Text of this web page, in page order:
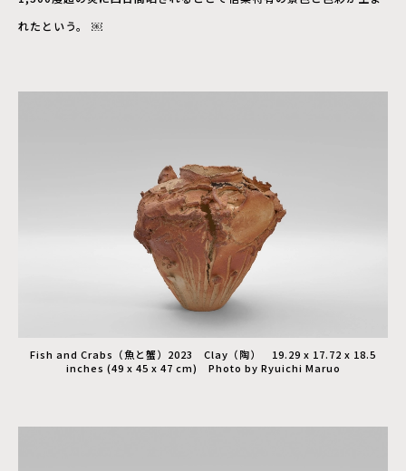
れたという。 ￼
Fish and Crabs（魚と蟹）2023 Clay（陶） 19.29 x 17.72 x 18.5
inches (49 x 45 x 47 cm) Photo by Ryuichi Maruo